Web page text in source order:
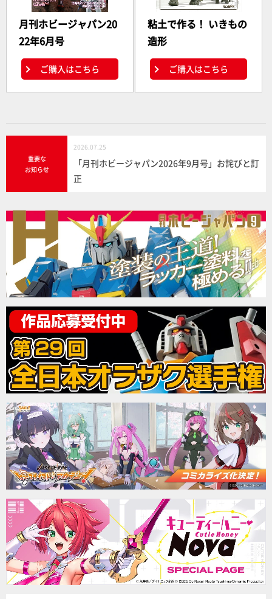
月刊ホビージャパン20
22年6月号
ご購入はこちら
粘土で作る！ いきもの
造形
ご購入はこちら
重要な
お知らせ
2026.07.25
「月刊ホビージャパン2026年9月号」お詫びと訂
正